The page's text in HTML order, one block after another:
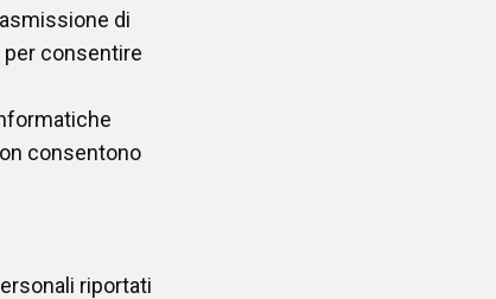
di
consentire
consentono
riportati